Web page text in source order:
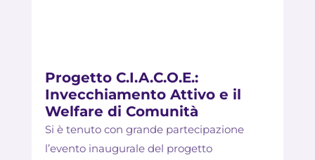
Progetto C.I.A.C.O.E.:
Invecchiamento Attivo e il
Welfare di Comunità
Si è tenuto con grande partecipazione
l’evento inaugurale del progetto